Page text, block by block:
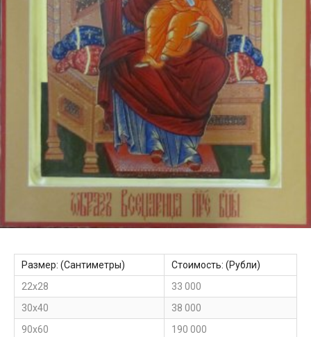
Размер: (Сантиметры)
Стоимость: (Рубли)
22х28
33 000
30х40
38 000
90х60
190 000